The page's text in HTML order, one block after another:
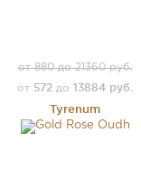
от 880 до 21360 руб.
от 572 до 13884 руб.
Tyrenum